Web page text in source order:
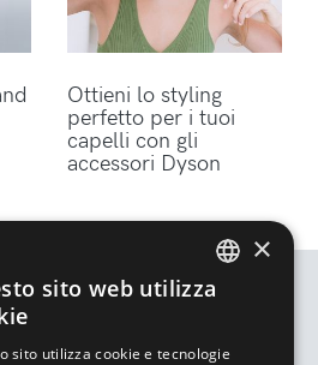
Ottieni lo styling
perfetto per i tuoi
capelli con gli
accessori Dyson
×
sito web utilizza
sito utilizza cookie e tecnologie